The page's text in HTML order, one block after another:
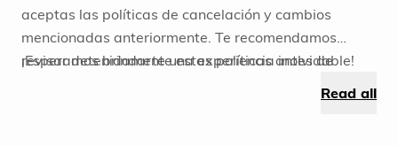
aceptas las políticas de cancelación y cambios
mencionadas anteriormente. Te recomendamos
revisar detenidamente estas políticas antes de
¡Esperamos brindarte una experiencia inolvidable!
Read all